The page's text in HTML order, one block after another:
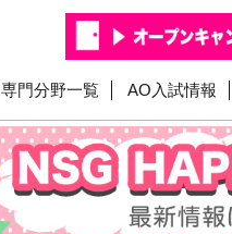
専門分野一覧 AO入試情報